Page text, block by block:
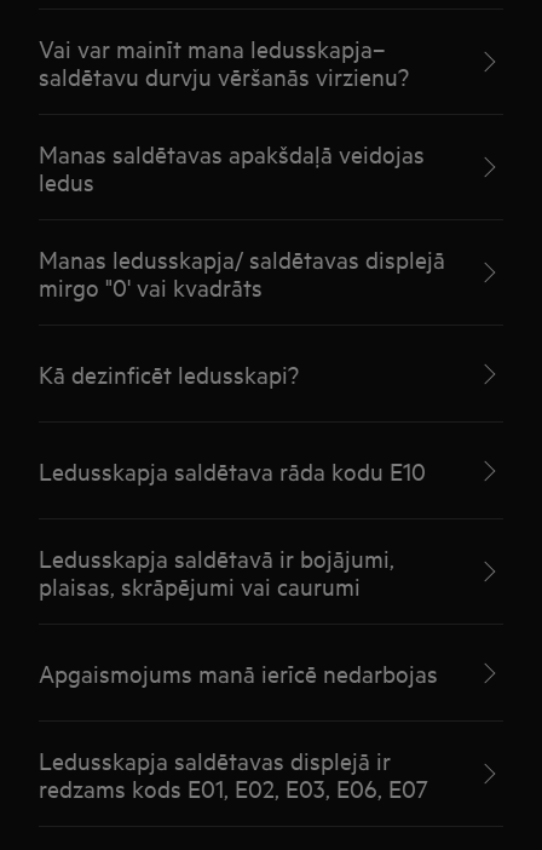
Vai var mainīt mana ledusskapja–
saldētavu durvju vēršanās virzienu?
Manas saldētavas apakšdaļā veidojas
ledus
Manas ledusskapja/ saldētavas displejā
mirgo "0' vai kvadrāts
Kā dezinficēt ledusskapi?
Ledusskapja saldētava rāda kodu E10
Ledusskapja saldētavā ir bojājumi,
plaisas, skrāpējumi vai caurumi
Apgaismojums manā ierīcē nedarbojas
Ledusskapja saldētavas displejā ir
redzams kods E01, E02, E03, E06, E07